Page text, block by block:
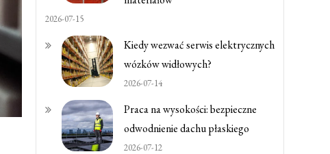
2026-07-15
Kiedy wezwać serwis elektrycznych
wózków widłowych?
2026-07-14
Praca na wysokości: bezpieczne
odwodnienie dachu płaskiego
2026-07-12